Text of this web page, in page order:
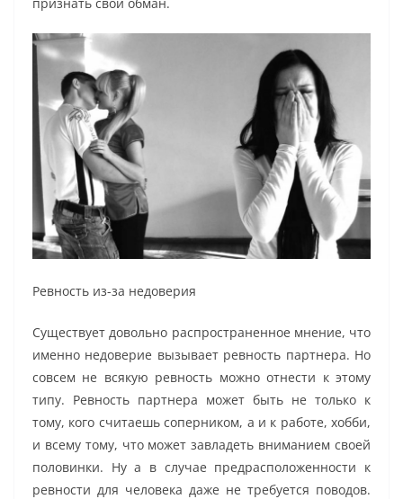
Ревность из-за недоверия
Существует довольно распространенное мнение, что
именно недоверие вызывает ревность партнера. Но
совсем не всякую ревность можно отнести к этому
типу. Ревность партнера может быть не только к
тому, кого считаешь соперником, а и к работе, хобби,
и всему тому, что может завладеть вниманием своей
половинки. Ну а в случае предрасположенности к
ревности для человека даже не требуется поводов.